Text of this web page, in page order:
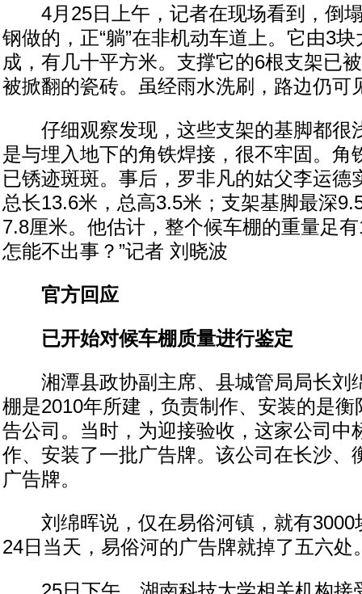
4月25日上午，记者在现场看到，倒
钢做的，正“躺”在非机动车道上。它由3
成，有几十平方米。支撑它的6根支架已
被掀翻的瓷砖。虽经雨水洗刷，路边仍可
仔细观察发现，这些支架的基脚都很
是与埋入地下的角铁焊接，很不牢固。角
已锈迹斑斑。事后，罗非凡的姑父李运德
总长13.6米，总高3.5米；支架基脚最深
7.8厘米。他估计，整个候车棚的重量足
怎能不出事？”记者 刘晓波
官方回应
已开始对候车棚质量进行鉴定
湘潭县政协副主席、县城管局局长刘
棚是2010年所建，负责制作、安装的是
告公司。当时，为迎接验收，这家公司中
作、安装了一批广告牌。该公司在长沙、
广告牌。
刘绵晖说，仅在易俗河镇，就有3000
24日当天，易俗河的广告牌就掉了五六处